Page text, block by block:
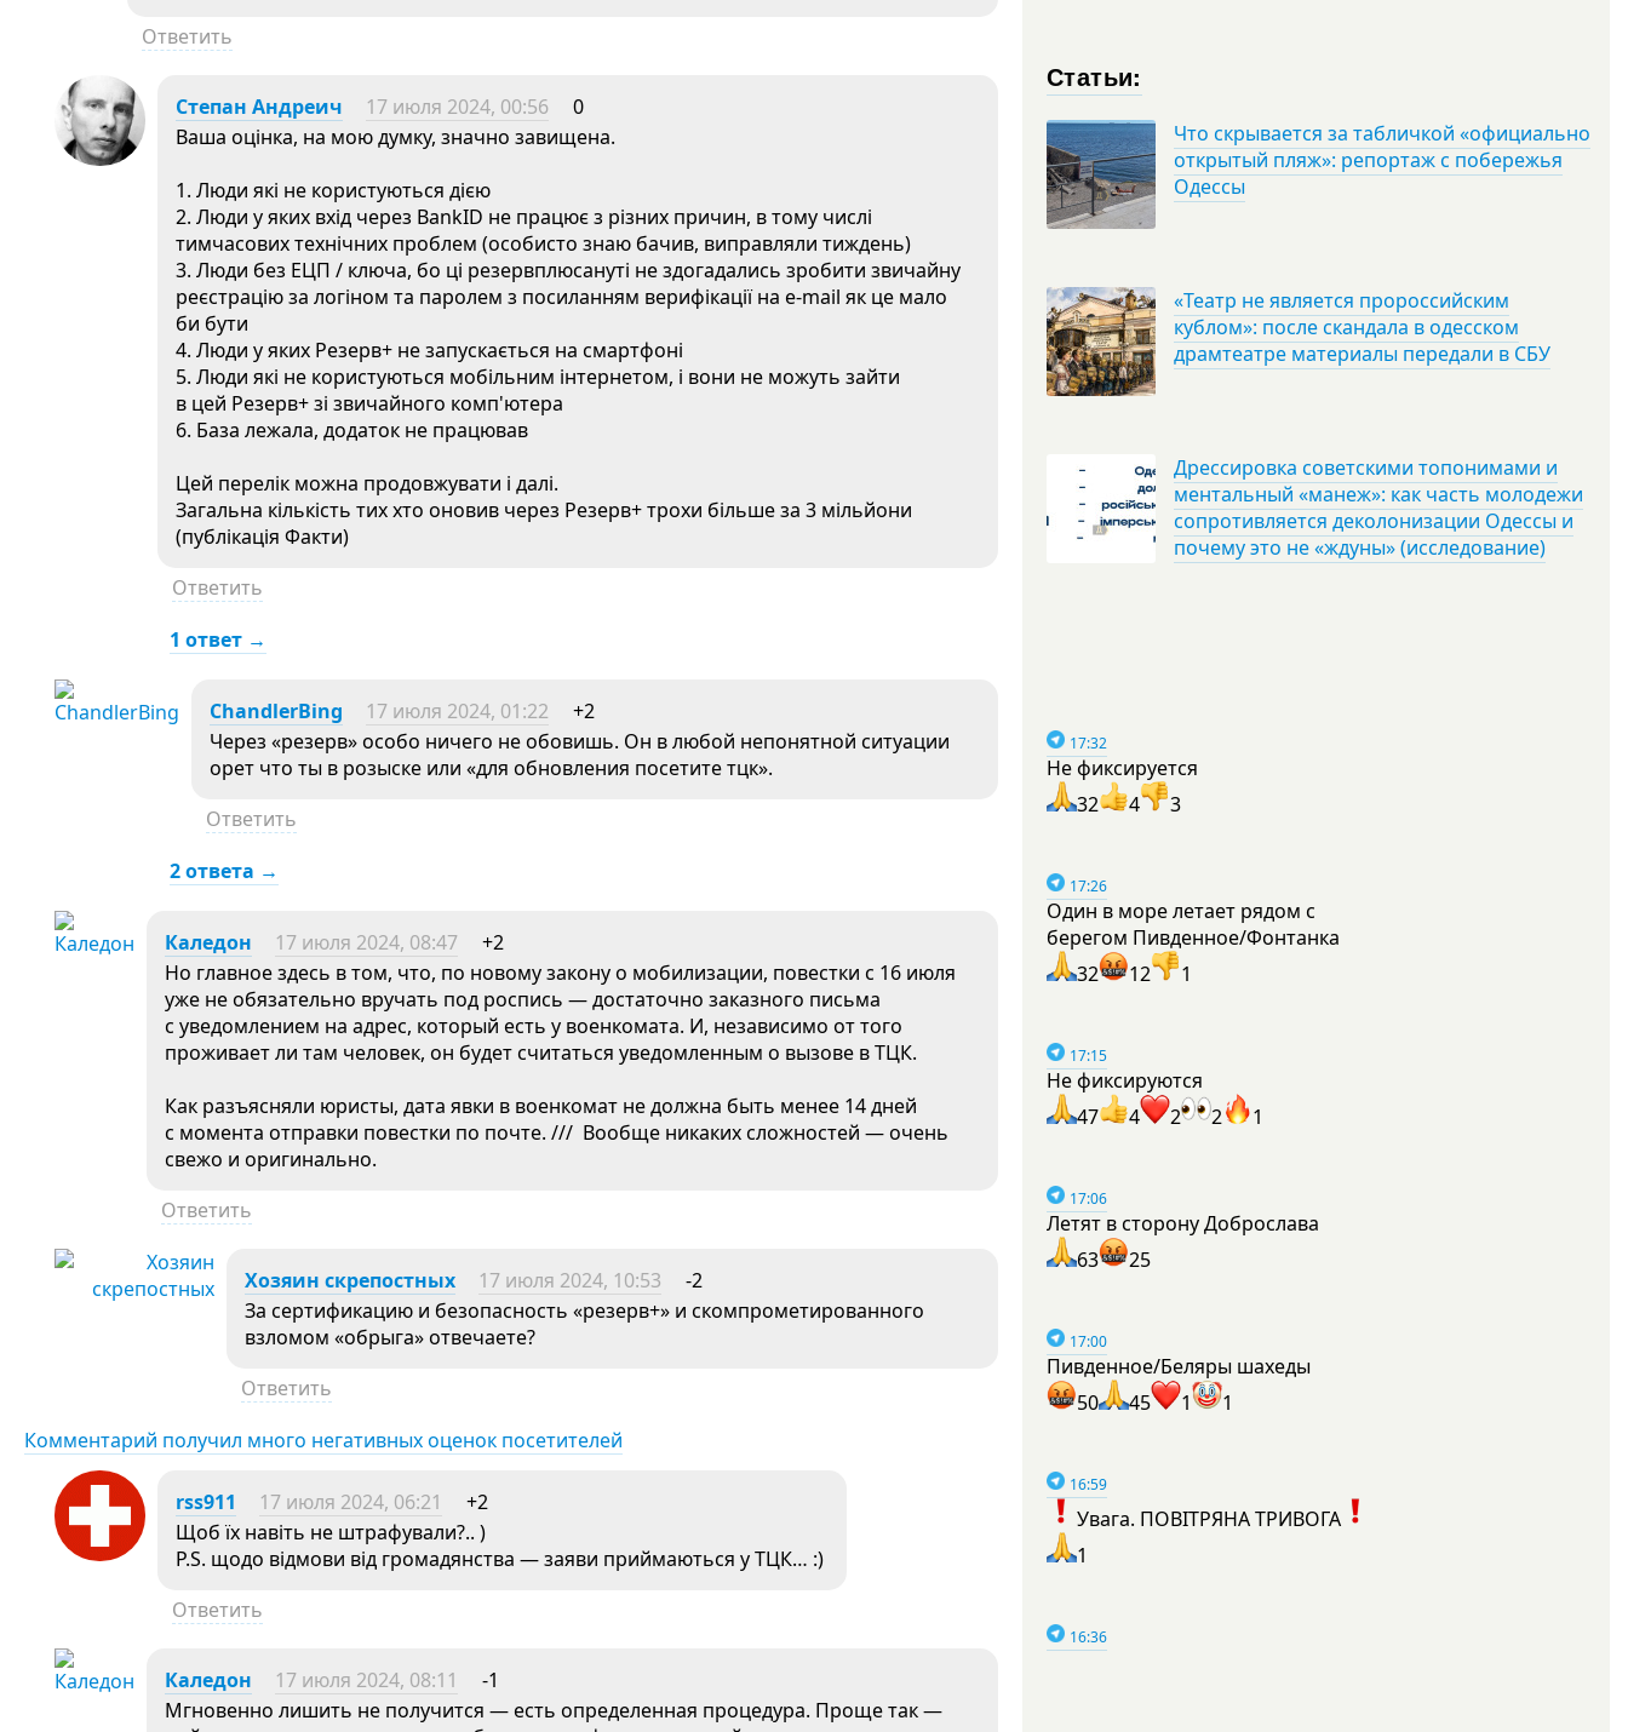
Ответить
Степан Андреич 17 июля 2024, 00:56
0
Ваша оцінка, на мою думку, значно завищена.
1. Люди які не користуються дією
2. Люди у яких вхід через BankID не працює з різних причин, в тому числі
тимчасових технічних проблем (особисто знаю бачив, виправляли тиждень)
3. Люди без ЕЦП / ключа, бо ці резервплюсануті не здогадались зробити звичайну
реєстрацію за логіном та паролем з посиланням верифікації на e-mail як це мало
би бути
4. Люди у яких Резерв+ не запускається на смартфоні
5. Люди які не користуються мобільним інтернетом, і вони не можуть зайти
в цей Резерв+ зі звичайного комп'ютера
6. База лежала, додаток не працював
Цей перелік можна продовжувати і далі.
Загальна кількість тих хто оновив через Резерв+ трохи більше за 3 мільйони
(публікація Факти)
Ответить
1 ответ →
ChandlerBing 17 июля 2024, 01:22
+2
Через «резерв» особо ничего не обовишь. Он в любой непонятной ситуации
орет что ты в розыске или «для обновления посетите тцк».
Ответить
2 ответа →
Каледон 17 июля 2024, 08:47
+2
Но главное здесь в том, что, по новому закону о мобилизации, повестки с 16 июля
уже не обязательно вручать под роспись — достаточно заказного письма
с уведомлением на адрес, который есть у военкомата. И, независимо от того
проживает ли там человек, он будет считаться уведомленным о вызове в ТЦК.
Как разъясняли юристы, дата явки в военкомат не должна быть менее 14 дней
с момента отправки повестки по почте. /// Вообще никаких сложностей — очень
свежо и оригинально.
Ответить
Хозяин скрепостных 17 июля 2024, 10:53
-2
За сертификацию и безопасность «резерв+» и скомпрометированного
взломом «обрыга» отвечаете?
Ответить
Комментарий получил много негативных оценок посетителей
rss911 17 июля 2024, 06:21
+2
Щоб їх навіть не штрафували?.. )
P.S. щодо відмови від громадянства — заяви приймаються у ТЦК… :)
Ответить
Каледон 17 июля 2024, 08:11
-1
Мгновенно лишить не получится — есть определенная процедура. Проще так —
Статьи:
Что скрывается за табличкой «официально
открытый пляж»: репортаж с побережья
Одессы
«Театр не является пророссийским
кублом»: после скандала в одесском
драмтеатре материалы передали в СБУ
Дрессировка советскими топонимами и
ментальный «манеж»: как часть молодежи
сопротивляется деколонизации Одессы и
почему это не «ждуны» (исследование)
17:32
Не фиксируется
32
4 3
17:26
Один в море летает рядом с
берегом Пивденное/Фонтанка
32
12 1
17:15
Не фиксируются
47
4 2 2 1
17:06
Летят в сторону Доброслава
63
25
17:00
Пивденное/Беляры шахеды
50
45 1 1
16:59
Увага. ПОВІТРЯНА ТРИВОГА
1
16:36